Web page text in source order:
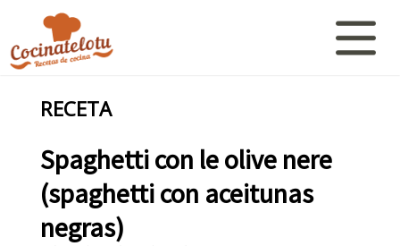
RECETA
Spaghetti con le olive nere
(spaghetti con aceitunas
negras)